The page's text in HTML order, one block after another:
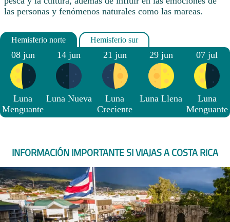
las personas y fenómenos naturales como las mareas.
08 jun
Luna
Menguante
14 jun
Luna Nueva
21 jun
Luna
Creciente
29 jun
Luna Llena
07 jul
Luna
Menguante
INFORMACIÓN IMPORTANTE SI VIAJAS A COSTA RICA